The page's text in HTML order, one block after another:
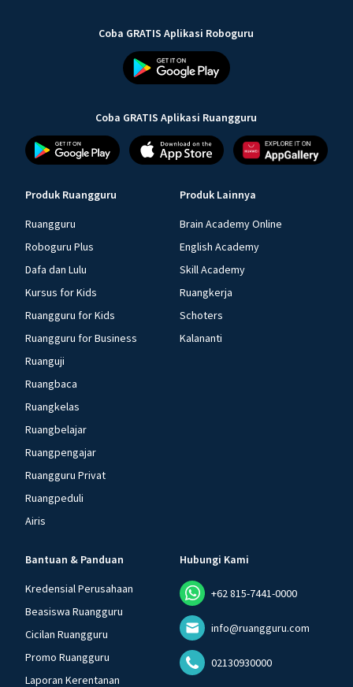
Coba GRATIS Aplikasi Roboguru
Coba GRATIS Aplikasi Ruangguru
Produk Ruangguru
Ruangguru
Roboguru Plus
Dafa dan Lulu
Kursus for Kids
Ruangguru for Kids
Ruangguru for Business
Ruanguji
Ruangbaca
Ruangkelas
Ruangbelajar
Ruangpengajar
Ruangguru Privat
Ruangpeduli
Airis
Produk Lainnya
Brain Academy Online
English Academy
Skill Academy
Ruangkerja
Schoters
Kalananti
Bantuan & Panduan
Kredensial Perusahaan
Beasiswa Ruangguru
Cicilan Ruangguru
Promo Ruangguru
Laporan Kerentanan
Hubungi Kami
+62 815-7441-0000
info@ruangguru.com
02130930000